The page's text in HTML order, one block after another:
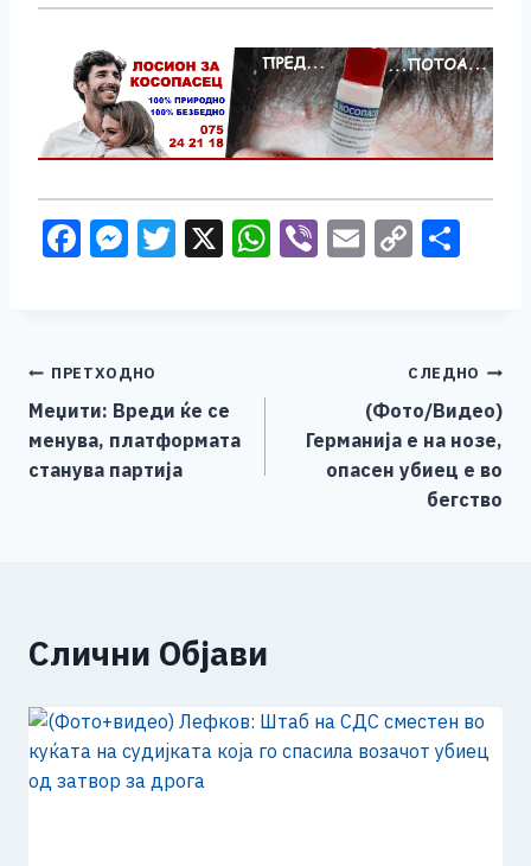
F
b
o
o
M
n
g
er
T X W Vi E C
Li
n
k
Навигација
на
напис
ПРЕТХОДНО
Меџити: Вреди ќе се
менува, платформата
станува партија
СЛЕДНО
(Фото/Видео)
Германија е на нозе,
опасен убиец е во
бегство
Слични Објави